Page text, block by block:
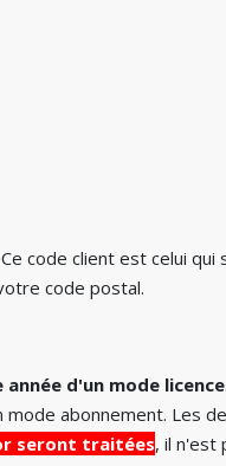
code client est celui qui
code postal.
d'un mode licence
abonnement. Les
seront traitées, il n'est